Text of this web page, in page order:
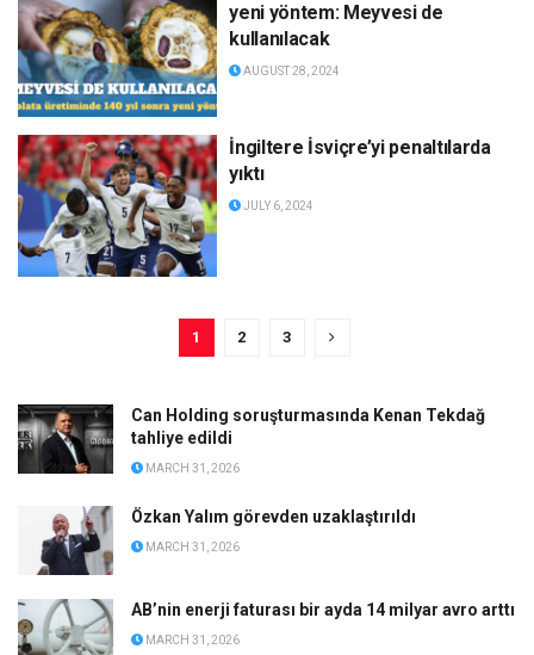
yeni yöntem: Meyvesi de
kullanılacak
AUGUST 28, 2024
İngiltere İsviçre’yi penaltılarda
yıktı
JULY 6, 2024
1 2 3
Can Holding soruşturmasında Kenan Tekdağ
tahliye edildi
MARCH 31, 2026
Özkan Yalım görevden uzaklaştırıldı
MARCH 31, 2026
AB’nin enerji faturası bir ayda 14 milyar avro arttı
MARCH 31, 2026